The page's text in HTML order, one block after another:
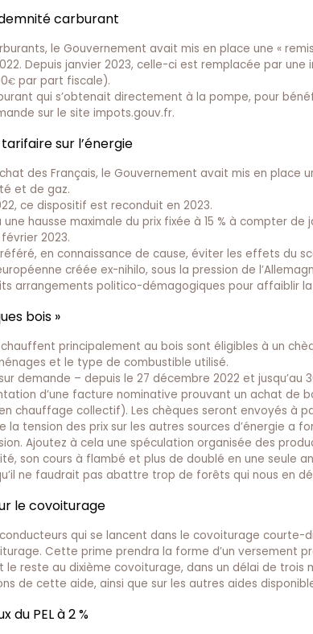
carburant
le Gouvernement avait mis en place une «
Depuis janvier 2023, celle-ci est remplacée par
€ par part fiscale).
qui s’obtenait directement à la pompe, pour
sur le site impots.gouv.fr.
sur l’énergie
des Français, le Gouvernement avait mis en place
et de gaz.
ce dispositif est reconduit en 2023.
hausse maximale du prix fixée à 15 % à compter de
2023.
en connaissance de cause, éviter les effets du
créée ex-nihilo, sous la pression de
arrangements politico-démagogiques pour affaiblir
bois »
principalement au bois sont éligibles à un
et le type de combustible utilisé.
demande – depuis le 27 décembre 2022 et jusqu’au
d’une facture nominative prouvant un achat de
chauffage collectif). Les chèques seront envoyés à
tension des prix sur les autres sources d’énergie a
Ajoutez à cela une spéculation organisée des
son cours à flambé et plus de doublé en une seule
ne faudrait pas abattre trop de forêts qui nous en
le covoiturage
qui se lancent dans le covoiturage
Cette prime prendra la forme d’un versement
reste au dixième covoiturage, dans un délai de trois
de cette aide, ainsi que sur les autres aides
du PEL à 2 %